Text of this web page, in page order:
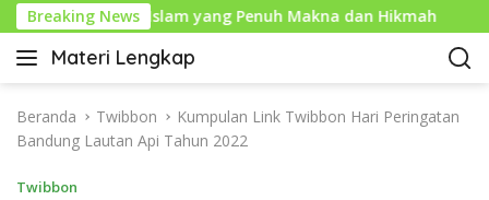
a
Breaking News
Tahun Baru Islam yang Penuh Makna dan Hikmah
Materi Lengkap
I
f
o
e
Beranda Twibbon
Kumpulan Link Twibbon Hari Peringatan
Bandung Lautan Api Tahun 2022
Twibbon